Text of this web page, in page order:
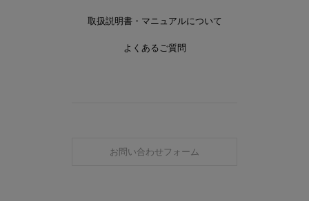
取扱説明書・マニュアルについて
よくあるご質問
お問い合わせフォーム